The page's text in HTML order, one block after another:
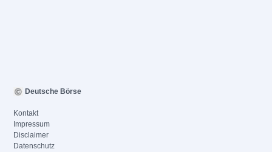
Deutsche Börse
Kontakt
Impressum
Disclaimer
Datenschutz